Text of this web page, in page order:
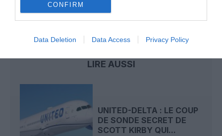
CONFIRM
Data Deletion Data Access Privacy Policy
LIRE AUSSI
UNITED-DELTA : LE COUP
DE SONDE SECRET DE
SCOTT KIRBY QUI...